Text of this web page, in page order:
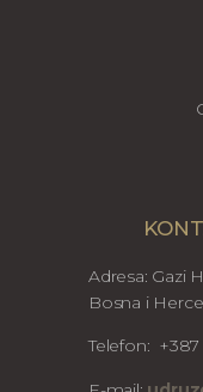
Adresa: Gazi
Bosna i
Telefon: +387